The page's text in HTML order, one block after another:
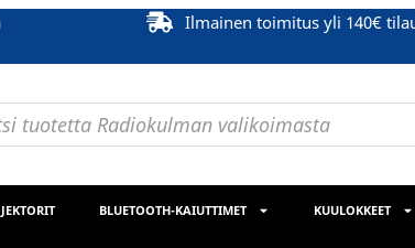
Ilmainen toimitus yli 140€
BLUETOOTH-KAIUTTIMET KUULOKKEET